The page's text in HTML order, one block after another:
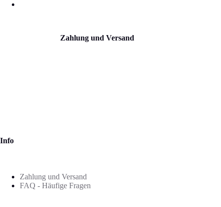
Zahlung und Versand
Info
Zahlung und Versand
FAQ - Häufige Fragen